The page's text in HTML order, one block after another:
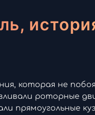
которая не
роторные
прямоугольные